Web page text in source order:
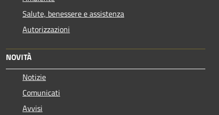
Salute, benessere e assistenza
Autorizzazioni
NOVITÀ
Notizie
Comunicati
Avvisi